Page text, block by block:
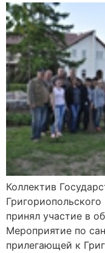
Коллектив
принял участие в
Мероприятие по
прилегающей к